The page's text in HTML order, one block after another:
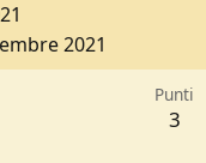
2021
Punti
3